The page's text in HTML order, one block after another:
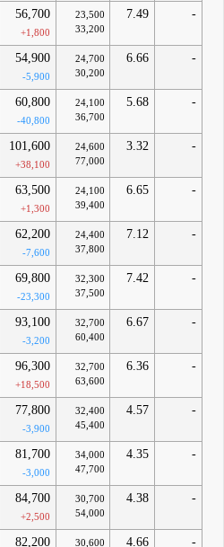
56,700
+1,800
23,500
33,200
7.49 -
54,900
-5,900
24,700
30,200
6.66 -
60,800
-40,800
24,100
36,700
5.68 -
101,600
+38,100
24,600
77,000
3.32 -
63,500
+1,300
24,100
39,400
6.65 -
62,200
-7,600
24,400
37,800
7.12 -
69,800
-23,300
32,300
37,500
7.42 -
93,100
-3,200
32,700
60,400
6.67 -
96,300
+18,500
32,700
63,600
6.36 -
77,800
-3,900
32,400
45,400
4.57 -
81,700
-3,000
34,000
47,700
4.35 -
84,700
+2,500
30,700
54,000
4.38 -
82,200
30,600
4.66 -